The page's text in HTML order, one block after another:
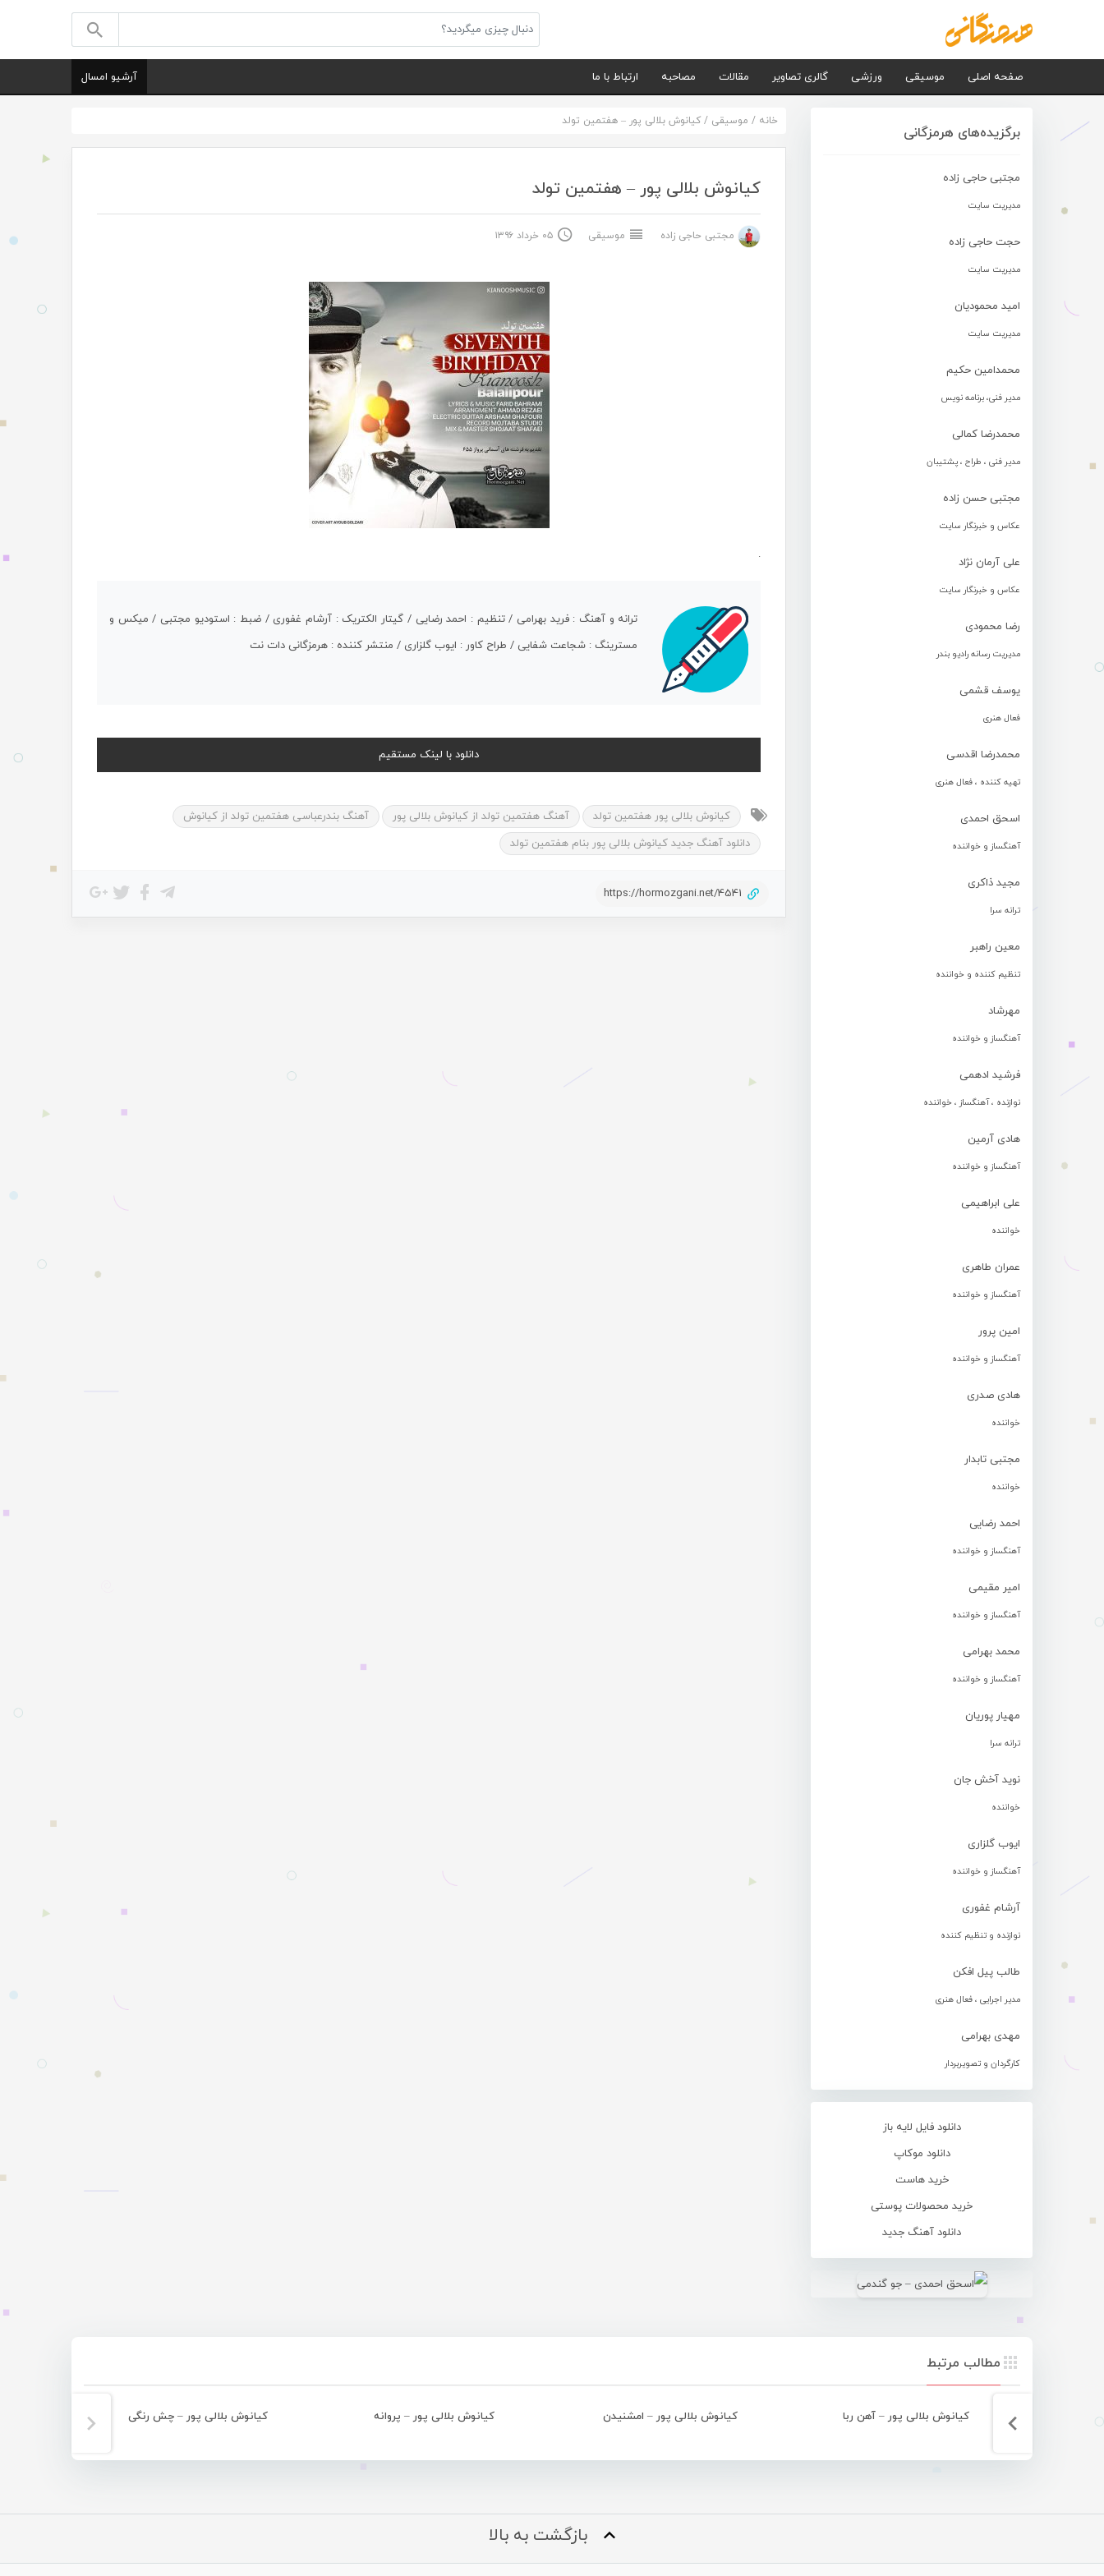
صفحه اصلی موسیقی ورزشی گالری تصاویر مقالات مصاحبه ارتباط با ما آرشیو امسال
برگزیده‌های هرمزگانی
مجتبی حاجی زاده
مدیریت سایت
حجت حاجی زاده
مدیریت سایت
امید محمودیان
مدیریت سایت
محمدامین حکیم
مدیر فنی، برنامه نویس
محمدرضا کمالی
مدیر فنی ، طراح ، پشتیبان
مجتبی حسن زاده
عکاس و خبرنگار سایت
علی آرمان نژاد
عکاس و خبرنگار سایت
رضا محمودی
مدیریت رسانه رادیو بندر
یوسف قشمی
فعال هنری
محمدرضا اقدسی
تهیه کننده ، فعال هنری
اسحق احمدی
آهنگساز و خواننده
مجید ذاکری
ترانه سرا
معین راهبر
تنظیم کننده و خواننده
مهرشاد
آهنگساز و خواننده
فرشید ادهمی
نوازنده ، آهنگساز ، خواننده
هادی آرمین
آهنگساز و خواننده
علی ابراهیمی
خواننده
عمران طاهری
آهنگساز و خواننده
امین پرور
آهنگساز و خواننده
هادی صدری
خواننده
مجتبی تابدار
خواننده
احمد رضایی
آهنگساز و خواننده
امیر مقیمی
آهنگساز و خواننده
محمد بهرامی
آهنگساز و خواننده
مهیار پوریان
ترانه سرا
نوید آخش جان
خواننده
ایوب گلزاری
آهنگساز و خواننده
آرشام غفوری
نوازنده و تنظیم کننده
طالب پیل افکن
مدیر اجرایی ، فعال هنری
مهدی بهرامی
کارگردان و تصویربردار
دانلود فایل لایه باز
دانلود موکاپ
خرید هاست
خرید محصولات پوستی
دانلود آهنگ جدید
خانه / موسیقی / کیانوش بلالی پور – هفتمین تولد
کیانوش بلالی پور – هفتمین تولد
مجتبی حاجی زاده موسیقی ۰۵ خرداد ۱۳۹۶
.
ترانه و آهنگ : فرید بهرامی / تنظیم : احمد رضایی / گیتار الکتریک : آرشام غفوری / ضبط : استودیو مجتبی / میکس و
مسترینگ : شجاعت شفایی / طراح کاور : ایوب گلزاری / منتشر کننده : هرمزگانی دات نت
دانلود با لینک مستقیم
کیانوش بلالی پور هفتمین تولد آهنگ هفتمین تولد از کیانوش بلالی پور
آهنگ بندرعباسی هفتمین تولد از کیانوش
دانلود آهنگ جدید کیانوش بلالی پور بنام هفتمین تولد
https://hormozgani.net/4541
مطالب مرتبط
کیانوش بلالی پور – آهن ربا کیانوش بلالی پور – امشنیدن کیانوش بلالی پور – پروانه کیانوش بلالی پور – چش رنگی
بازگشت به بالا